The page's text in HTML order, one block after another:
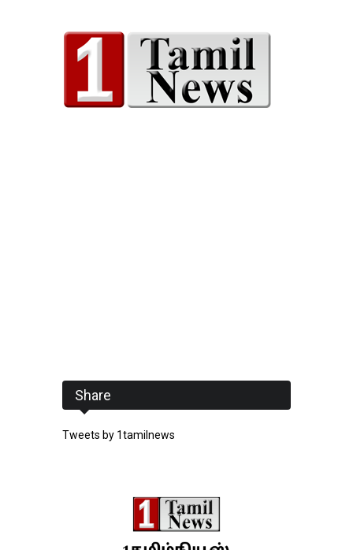
Share
Tweets by 1tamilnews